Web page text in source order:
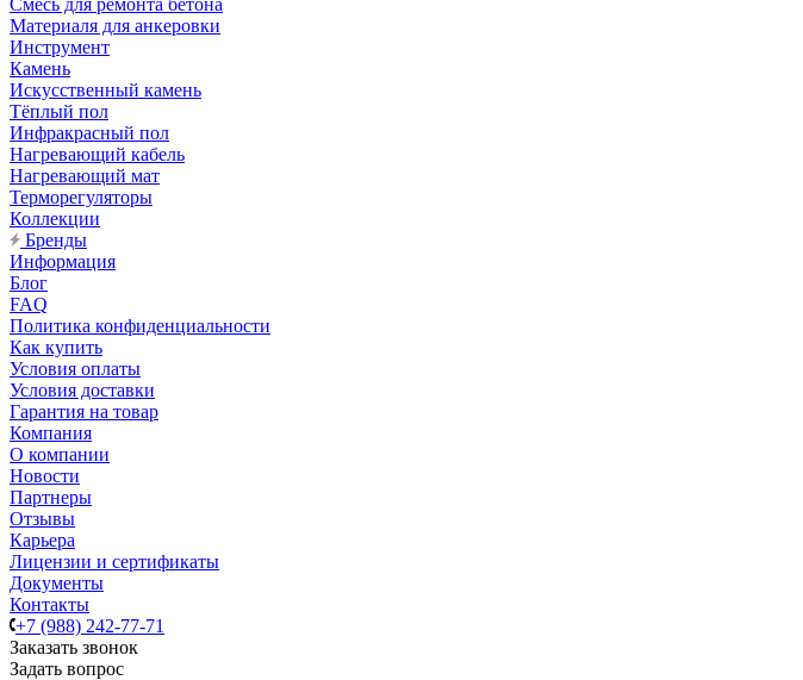
Смесь для ремонта бетона
Материаля для анкеровки
Инструмент
Камень
Искусственный камень
Тёплый пол
Инфракрасный пол
Нагревающий кабель
Нагревающий мат
Терморегуляторы
Коллекции
Бренды
Информация
Блог
FAQ
Политика конфиденциальности
Как купить
Условия оплаты
Условия доставки
Гарантия на товар
Компания
О компании
Новости
Партнеры
Отзывы
Карьера
Лицензии и сертификаты
Документы
Контакты
+7 (988) 242-77-71
Заказать звонок
Задать вопрос